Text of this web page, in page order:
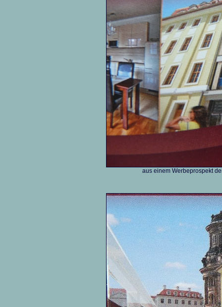
aus einem Werbeprospekt